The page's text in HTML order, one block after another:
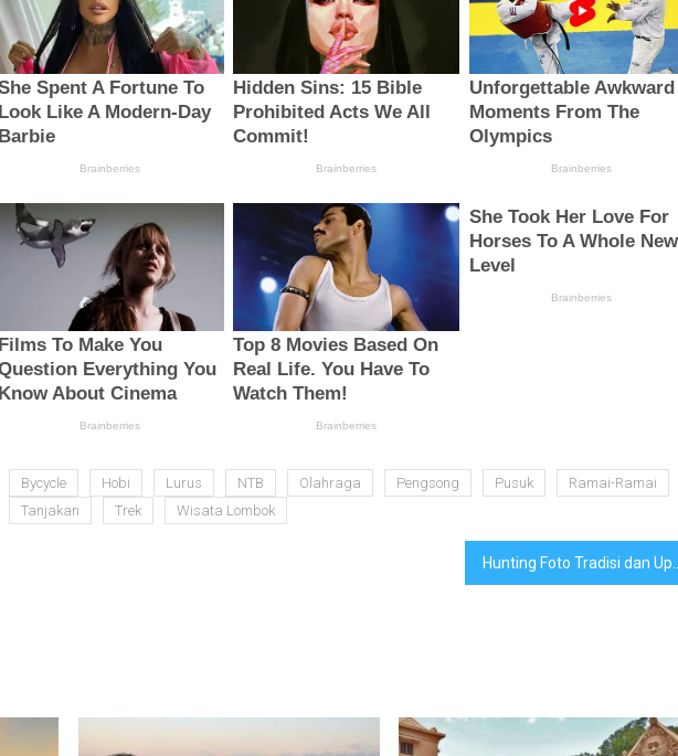
Bycycle Hobi Lurus NTB Olahraga Pengsong Pusuk
Ramai-Ramai
Tanjakan Trek Wisata Lombok